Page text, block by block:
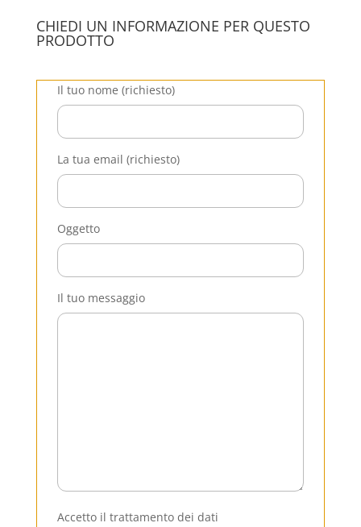
CHIEDI UN INFORMAZIONE PER QUESTO
PRODOTTO
Il tuo nome (richiesto)
La tua email (richiesto)
Oggetto
Il tuo messaggio
Accetto il trattamento dei dati